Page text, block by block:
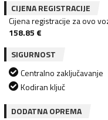
CIJENA REGISTRACIJE
Cijena registracije za ovo
158.85 €
SIGURNOST
Centralno zaključavanje
Kodiran ključ
DODATNA OPREMA